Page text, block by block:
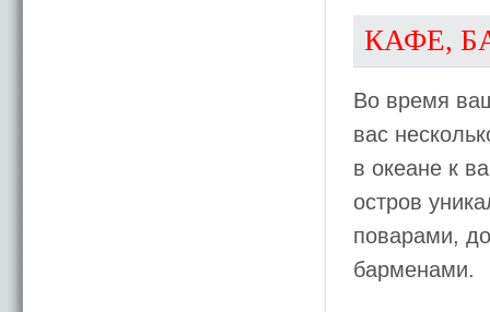
КАФЕ,
Во время
вас
в океане к
остров
поварами,
барменами.